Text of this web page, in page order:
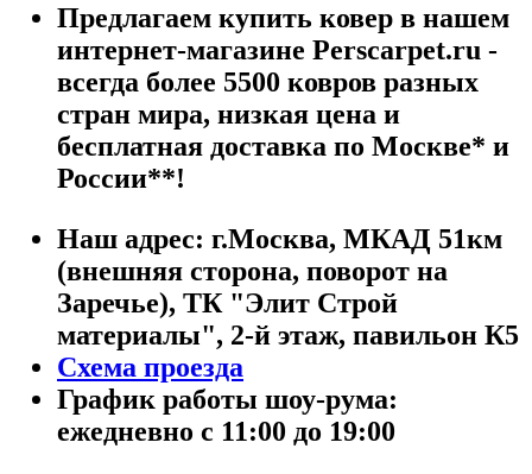
Предлагаем купить ковер в нашем
интернет-магазине Perscarpet.ru -
всегда более 5500 ковров разных
стран мира, низкая цена и
бесплатная доставка по Москве* и
России**!
Наш адрес: г.Москва, МКАД 51км
(внешняя сторона, поворот на
Заречье), ТК "Элит Строй
материалы", 2-й этаж, павильон К5
Схема проезда
График работы шоу-рума:
ежедневно с 11:00 до 19:00